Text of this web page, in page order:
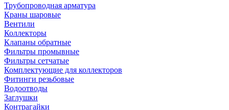
Трубопроводная арматура
Краны шаровые
Вентили
Коллекторы
Клапаны обратные
Фильтры промывные
Фильтры сетчатые
Комплектующие для коллекторов
Фитинги резьбовые
Водоотводы
Заглушки
Контрагайки